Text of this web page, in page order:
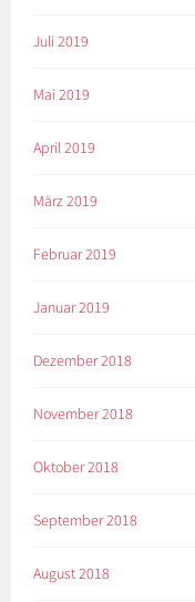
Juli 2019
Mai 2019
April 2019
März 2019
Februar 2019
Januar 2019
Dezember 2018
November 2018
Oktober 2018
September 2018
August 2018